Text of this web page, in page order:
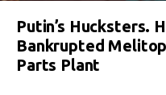
Putin’s Hucksters.
Bankrupted
Parts Plant